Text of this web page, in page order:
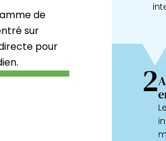
de
sur
pour
2